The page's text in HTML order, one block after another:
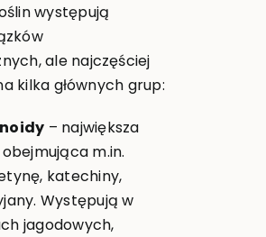
występują
ale najczęściej
kilka głównych grup:
– największa
m.in.
katechiny,
Występują w
jagodowych,